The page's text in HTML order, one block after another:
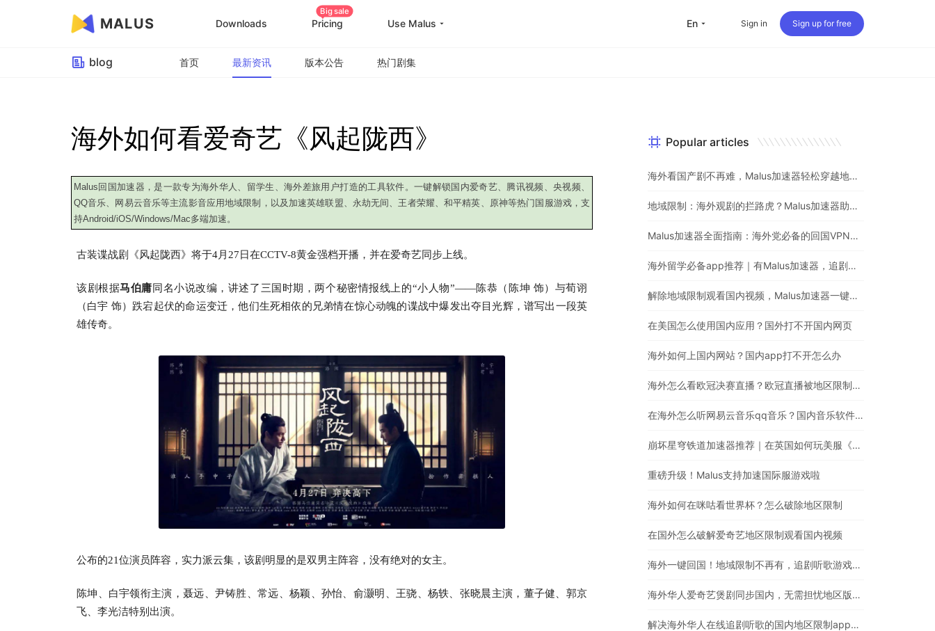
MALUS Downloads Pricing
Big sale
Use Malus en Sign in Sign up for free
blog 首页 最新资讯 版本公告 热门剧集
海外如何看爱奇艺《风起陇西》
Malus回国加速器，是一款专为海外华人、留学生、海外差旅用户打造的工具软件。一键解锁国内爱奇艺、腾讯视频、央视频、
QQ音乐、网易云音乐等主流影音应用地域限制，以及加速英雄联盟、永劫无间、王者荣耀、和平精英、原神等热门国服游戏，支
持Android/iOS/Windows/Mac多端加速。
古装谍战剧《风起陇西》将于4月27日在CCTV-8黄金强档开播，并在爱奇艺同步上线。
该剧根据马伯庸同名小说改编，讲述了三国时期，两个秘密情报线上的“小人物”——陈恭（陈坤 饰）与荀诩
（白宇 饰）跌宕起伏的命运变迁，他们生死相依的兄弟情在惊心动魄的谍战中爆发出夺目光辉，谱写出一段英
雄传奇。
公布的21位演员阵容，实力派云集，该剧明显的是双男主阵容，没有绝对的女主。
陈坤、白宇领衔主演，聂远、尹铸胜、常远、杨颖、孙怡、俞灏明、王骁、杨轶、张晓晨主演，董子健、郭京
飞、李光洁特别出演。
Popular articles
海外看国产剧不再难，Malus加速器轻松穿越地理屏障
地域限制：海外观剧的拦路虎？Malus加速器助你一键突破
Malus加速器全面指南：海外党必备的回国VPN与追剧神器
海外留学必备app推荐｜有Malus加速器，追剧听歌游戏不用愁
解除地域限制观看国内视频，Malus加速器一键解决海外党烦恼
在美国怎么使用国内应用？国外打不开国内网页
海外如何上国内网站？国内app打不开怎么办
海外怎么看欧冠决赛直播？欧冠直播被地区限制？在国外怎么看国内视频
在海外怎么听网易云音乐qq音乐？国内音乐软件有版权限制解决方法
崩坏星穹铁道加速器推荐｜在英国如何玩美服《崩坏：星穹铁道》
重磅升级！Malus支持加速国际服游戏啦
海外如何在咪咕看世界杯？怎么破除地区限制
在国外怎么破解爱奇艺地区限制观看国内视频
海外一键回国！地域限制不再有，追剧听歌游戏全都行
海外华人爱奇艺煲剧同步国内，无需担忧地区版权限制
解决海外华人在线追剧听歌的国内地区限制app，强烈安利